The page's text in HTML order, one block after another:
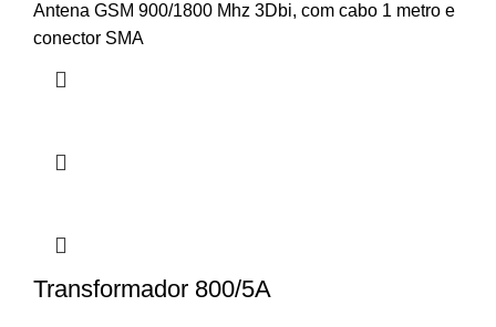
Antena GSM 900/1800 Mhz 3Dbi, com cabo 1 metro e
conector SMA
Transformador 800/5A